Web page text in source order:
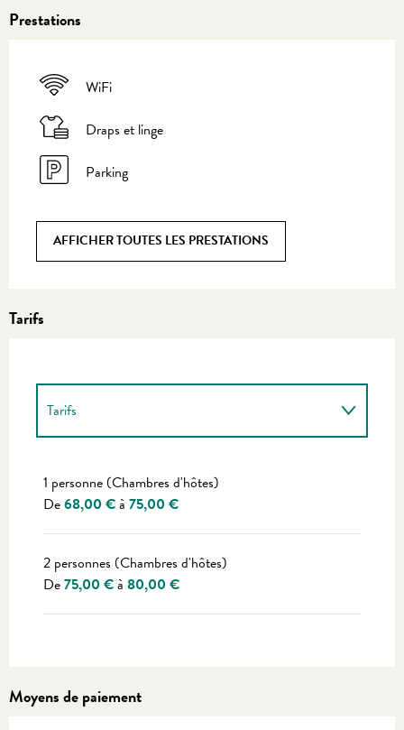
Prestations
WiFi
Draps et linge
Parking
AFFICHER TOUTES LES PRESTATIONS
Tarifs
Tarifs
1 personne (Chambres d'hôtes)
De68,00 €à 75,00 €
2 personnes (Chambres d'hôtes)
De75,00 €à 80,00 €
Moyens de paiement